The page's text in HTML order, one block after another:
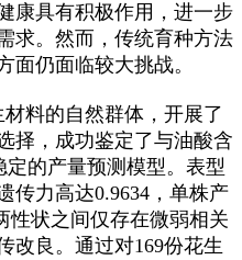
康具有积极作用，进一步
求。然而，传统育种方法
面仍面临较大挑战。
料的自然群体，开展了
择，成功鉴定了与油酸含
定的产量预测模型。表型
传力高达0.9634，单株产
性状之间仅存在微弱相关
改良。通过对169份花生